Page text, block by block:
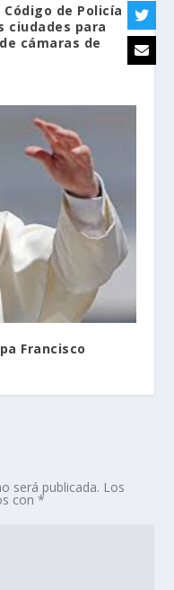
de Policía
ciudades para
cámaras de
Francisco
será publicada. Los
con*